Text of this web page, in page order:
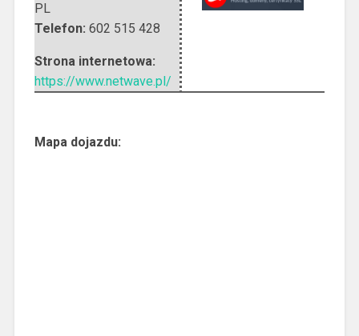
PL
Telefon: 602 515 428
Strona internetowa:
https://www.netwave.pl/
Mapa dojazdu: